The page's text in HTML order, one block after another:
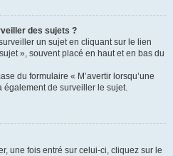
des sujets ?
un sujet en cliquant sur le lien
», souvent placé en haut et en bas du
du formulaire « M’avertir lorsqu’une
également de surveiller le sujet.
une fois entré sur celui-ci, cliquez sur le